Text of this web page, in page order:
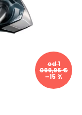
od 1
099,95 €
–15 %